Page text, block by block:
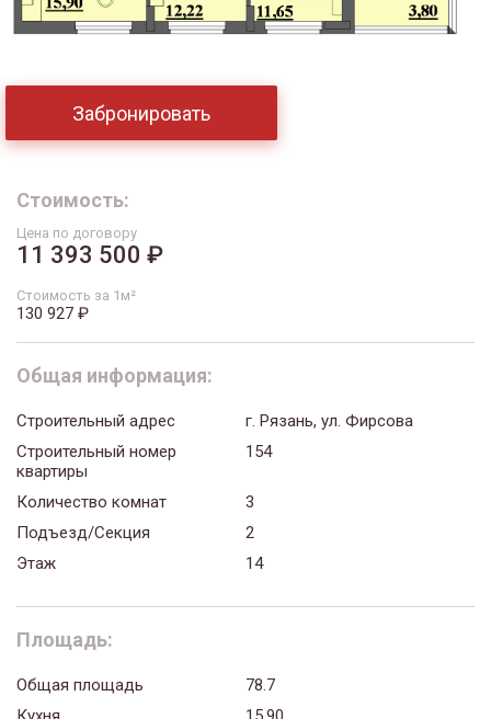
Забронировать
Стоимость:
Цена по договору
11 393 500 ₽
Стоимость за 1м²
130 927 ₽
Общая информация:
Строительный адрес
г. Рязань, ул. Фирсова
Строительный номер
квартиры
154
Количество комнат
3
Подъезд/Секция
2
Этаж
14
Площадь:
Общая площадь
78.7